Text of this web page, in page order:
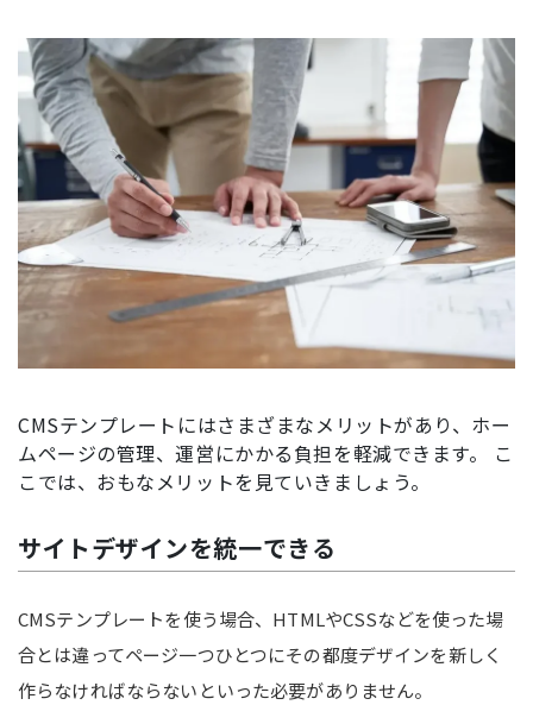
CMSテンプレートにはさまざまなメリットがあり、ホー
ムページの管理、運営にかかる負担を軽減できます。 こ
こでは、おもなメリットを見ていきましょう。
サイトデザインを統一できる
CMSテンプレートを使う場合、HTMLやCSSなどを使った場
合とは違ってページ一つひとつにその都度デザインを新しく
作らなければならないといった必要がありません。